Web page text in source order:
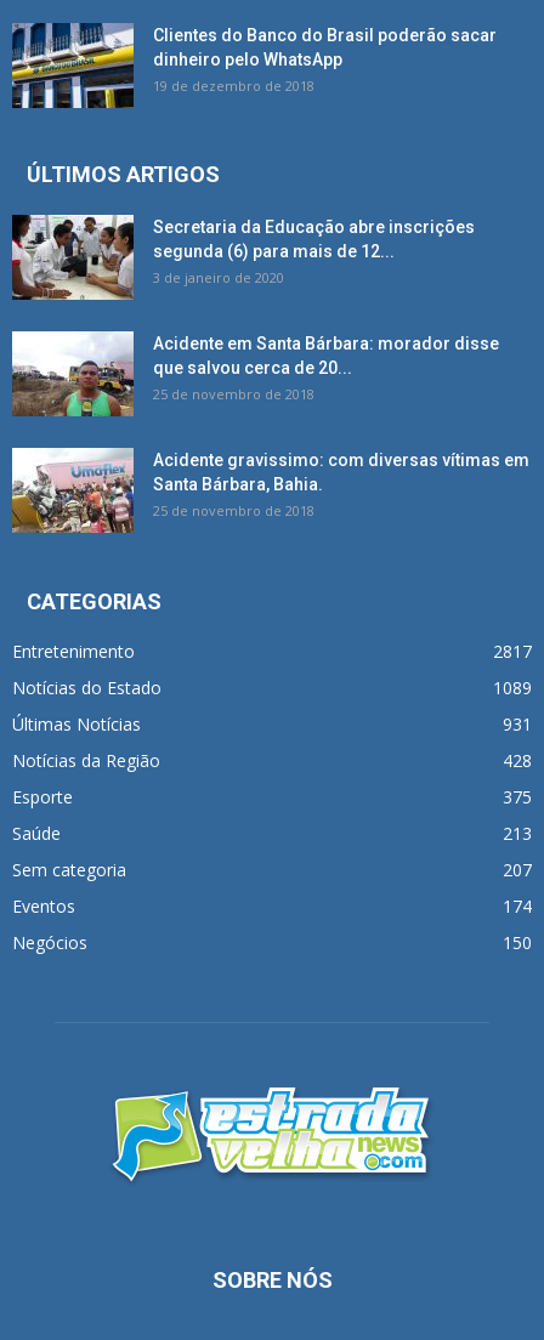
Clientes do Banco do Brasil poderão sacar
dinheiro pelo WhatsApp
19 de dezembro de 2018
ÚLTIMOS ARTIGOS
Secretaria da Educação abre inscrições
segunda (6) para mais de 12...
3 de janeiro de 2020
Acidente em Santa Bárbara: morador disse
que salvou cerca de 20...
25 de novembro de 2018
Acidente gravissimo: com diversas vítimas em
Santa Bárbara, Bahia.
25 de novembro de 2018
CATEGORIAS
Entretenimento
2817
Notícias do Estado
1089
Últimas Notícias
931
Notícias da Região
428
Esporte
375
Saúde
213
Sem categoria
207
Eventos
174
Negócios
150
SOBRE NÓS